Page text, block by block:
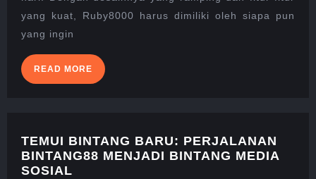
TERBAIK
yang kuat, Ruby8000 harus dimiliki oleh siapa pun
yang ingin
READ MORE READ
MORE
TEMUI BINTANG BARU: PERJALANAN
BINTANG88 MENJADI BINTANG MEDIA
SOSIAL